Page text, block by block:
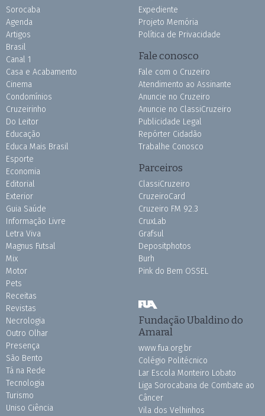
Sorocaba
Agenda
Artigos
Brasil
Canal 1
Casa e Acabamento
Cinema
Condomínios
Cruzeirinho
Do Leitor
Educação
Educa Mais Brasil
Esporte
Economia
Editorial
Exterior
Guia Saúde
Informação Livre
Letra Viva
Magnus Futsal
Mix
Motor
Pets
Receitas
Revistas
Necrologia
Outro Olhar
Presença
São Bento
Tá na Rede
Tecnologia
Turismo
Uniso Ciência
Expediente
Projeto Memória
Política de Privacidade
Fale conosco
Fale com o Cruzeiro
Atendimento ao Assinante
Anuncie no Cruzeiro
Anuncie no ClassiCruzeiro
Publicidade Legal
Repórter Cidadão
Trabalhe Conosco
Parceiros
ClassiCruzeiro
CruzeiroCard
Cruzeiro FM 92.3
CruxLab
Grafsul
Depositphotos
Burh
Pink do Bem OSSEL
Fundação Ubaldino do
Amaral
www.fua.org.br
Colégio Politécnico
Lar Escola Monteiro Lobato
Liga Sorocabana de Combate ao
Câncer
Vila dos Velhinhos